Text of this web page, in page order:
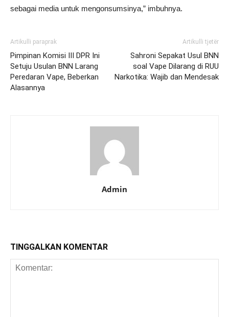
sebagai media untuk mengonsumsinya,” imbuhnya.
Artikulli paraprak
Pimpinan Komisi III DPR Ini
Setuju Usulan BNN Larang
Peredaran Vape, Beberkan
Alasannya
Artikulli tjetër
Sahroni Sepakat Usul BNN
soal Vape Dilarang di RUU
Narkotika: Wajib dan Mendesak
Admin
TINGGALKAN KOMENTAR